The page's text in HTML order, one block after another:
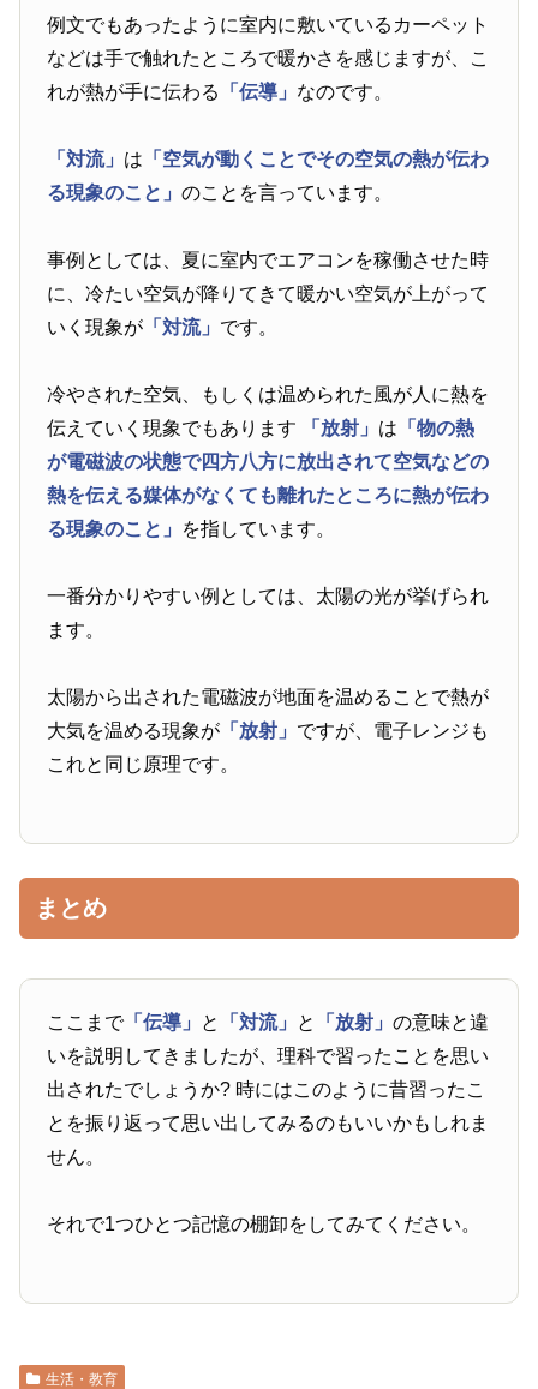
例文でもあったように室内に敷いているカーペット
などは手で触れたところで暖かさを感じますが、こ
れが熱が手に伝わる
「伝導」 なのです。
「対流」 は 「空気が動くことでその空気の熱が伝わ
る現象のこと」のことを言っています。
事例としては、夏に室内でエアコンを稼働させた時
に、冷たい空気が降りてきて暖かい空気が上がって
いく現象が 「対流」 です。
冷やされた空気、もしくは温められた風が人に熱を
伝えていく現象でもあります
「放射」 は 「物の熱
が電磁波の状態で四方八方に放出されて空気などの
熱を伝える媒体がなくても離れたところに熱が伝わ
る現象のこと」 を指しています。
一番分かりやすい例としては、太陽の光が挙げられ
ます。
太陽から出された電磁波が地面を温めることで熱が
大気を温める現象が 「放射」 ですが、電子レンジも
これと同じ原理です。
まとめ
ここまで「伝導」 と 「対流」 と 「放射」の意味と違
いを説明してきましたが、理科で習ったことを思い
出されたでしょうか? 時にはこのように昔習ったこ
とを振り返って思い出してみるのもいいかもしれま
せん。
それで1つひとつ記憶の棚卸をしてみてください。
生活・教育